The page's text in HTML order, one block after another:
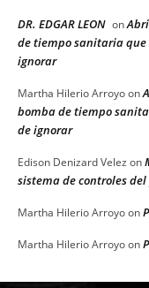
DR. EDGAR LEON on
de tiempo sanitaria que
ignorar
Martha Hilerio Arroyoon
bomba de tiempo
de ignorar
Edison Denizard Velez on
sistema de controles
Martha Hilerio Arroyoon
Martha Hilerio Arroyoon